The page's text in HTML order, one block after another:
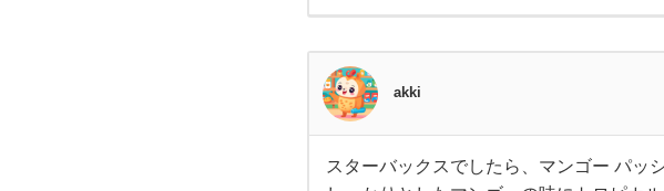
い
⭐︎
今
ダイ
ト中
でな
くて
も、
カロ
リー
akki
スタ
スターバックスでしたら、マンゴー パッ